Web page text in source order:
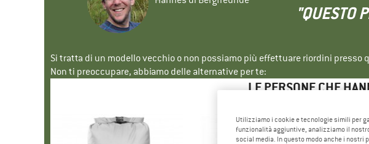
"QUESTO
Si tratta di un modello vecchio o non possiamo più effettuare riordini presso
Non ti preoccupare, abbiamo delle alternative per te:
LE PERSONE CHE
Utilizziamo i cookie e tecnologie simili per
funzionalità aggiuntive, analizziamo il
social media. In questo modo anche i nostri